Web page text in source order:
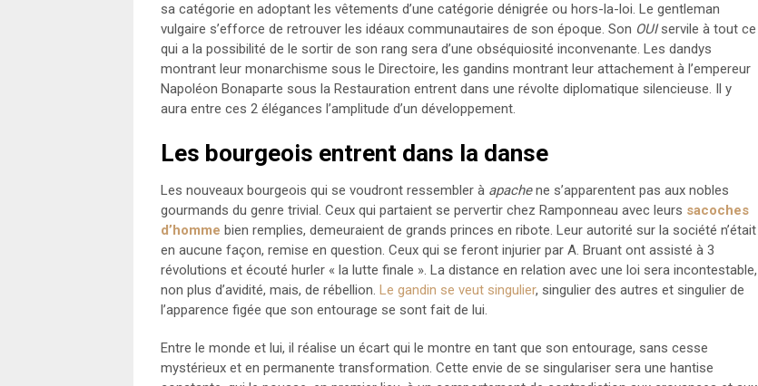
sa catégorie en adoptant les vêtements d’une catégorie dénigrée ou hors-la-loi. Le gentleman
vulgaire s’efforce de retrouver les idéaux communautaires de son époque. Son OUIservile à tout ce
qui a la possibilité de le sortir de son rang sera d’une obséquiosité inconvenante. Les dandys
montrant leur monarchisme sous le Directoire, les gandins montrant leur attachement à l’empereur
Napoléon Bonaparte sous la Restauration entrent dans une révolte diplomatique silencieuse. Il y
aura entre ces 2 élégances l’amplitude d’un développement.
Les bourgeois entrent dans la danse
Les nouveaux bourgeois qui se voudront ressembler à apachene s’apparentent pas aux nobles
gourmands du genre trivial. Ceux qui partaient se pervertir chez Ramponneau avec leurs sacoches
d’homme bien remplies, demeuraient de grands princes en ribote. Leur autorité sur la société n’était
en aucune façon, remise en question. Ceux qui se feront injurier par A. Bruant ont assisté à 3
révolutions et écouté hurler « la lutte finale ». La distance en relation avec une loi sera incontestable,
non plus d’avidité, mais, de rébellion. Le gandin se veut singulier, singulier des autres et singulier de
l’apparence figée que son entourage se sont fait de lui.
Entre le monde et lui, il réalise un écart qui le montre en tant que son entourage, sans cesse
mystérieux et en permanente transformation. Cette envie de se singulariser sera une hantise